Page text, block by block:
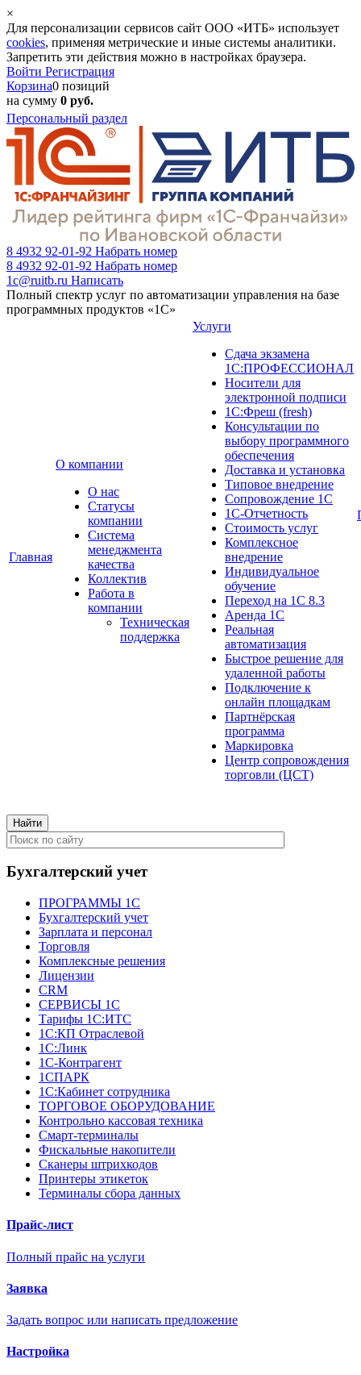
×
Для персонализации сервисов сайт ООО «ИТБ» использует
cookies, применяя метрические и иные системы аналитики.
Запретить эти действия можно в настройках браузера.
Войти Регистрация
Корзина0 позиций
на сумму 0 руб.
Персональный раздел
8 4932 92-01-92 Набрать номер
8 4932 92-01-92 Набрать номер
1c@ruitb.ru Написать
Полный спектр услуг по автоматизации управления на базе
программных продуктов «1С»
Главная
О компании
О нас
Cтатусы
компании
Система
менеджмента
качества
Коллектив
Работа в
компании
Техническая
поддержка
Услуги
Сдача экзамена
1С:ПРОФЕССИОНАЛ
Носители для
электронной подписи
1С:Фреш (fresh)
Консультации по
выбору программного
обеспечения
Доставка и установка
Типовое внедрение
Сопровождение 1С
1С-Отчетность
Стоимость услуг
Комплексное
внедрение
Индивидуальное
обучение
Переход на 1С 8.3
Аренда 1С
Реальная
автоматизация
Быстрое решение для
удаленной работы
Подключение к
онлайн площадкам
Партнёрская
программа
Маркировка
Центр сопровождения
торговли (ЦСТ)
Бухгалтерский учет
ПРОГРАММЫ 1С
Бухгалтерский учет
Зарплата и персонал
Торговля
Комплексные решения
Лицензии
CRM
СЕРВИСЫ 1С
Тарифы 1С:ИТС
1С:КП Отраслевой
1С:Линк
1С-Контрагент
1СПАРК
1С:Кабинет сотрудника
ТОРГОВОЕ ОБОРУДОВАНИЕ
Контрольно кассовая техника
Смарт-терминалы
Фискальные накопители
Сканеры штрихкодов
Принтеры этикеток
Терминалы сбора данных
Прайс-лист
Полный прайс на услуги
Заявка
Задать вопрос или написать предложение
Настройка